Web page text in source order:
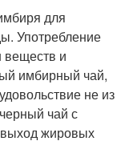
для
Употребление
веществ и
имбирный чай,
не из
чай с
выход жировых